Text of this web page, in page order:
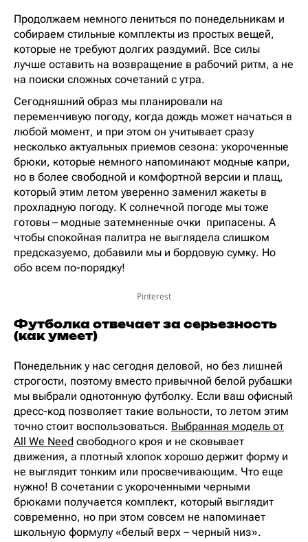
Продолжаем немного лениться по понедельникам и
собираем стильные комплекты из простых вещей,
которые не требуют долгих раздумий. Все силы
лучше оставить на возвращение в рабочий ритм, а не
на поиски сложных сочетаний с утра.
Сегодняшний образ мы планировали на
переменчивую погоду, когда дождь может начаться в
любой момент, и при этом он учитывает сразу
несколько актуальных приемов сезона: укороченные
брюки, которые немного напоминают модные капри,
но в более свободной и комфортной версии и плащ,
который этим летом уверенно заменил жакеты в
прохладную погоду. К солнечной погоде мы тоже
готовы – модные затемненные очки припасены. А
чтобы спокойная палитра не выглядела слишком
предсказуемо, добавили мы и бордовую сумку. Но
обо всем по-порядку!
Pinterest
Футболка отвечает за серьезность
(как умеет)
Понедельник у нас сегодня деловой, но без лишней
строгости, поэтому вместо привычной белой рубашки
мы выбрали однотонную футболку. Если ваш офисный
дресс-код позволяет такие вольности, то летом этим
точно стоит воспользоваться. Выбранная модель от
All We Need свободного кроя и не сковывает
движения, а плотный хлопок хорошо держит форму и
не выглядит тонким или просвечивающим. Что еще
нужно! В сочетании с укороченными черными
брюками получается комплект, который выглядит
современно, но при этом совсем не напоминает
школьную формулу «белый верх – черный низ».